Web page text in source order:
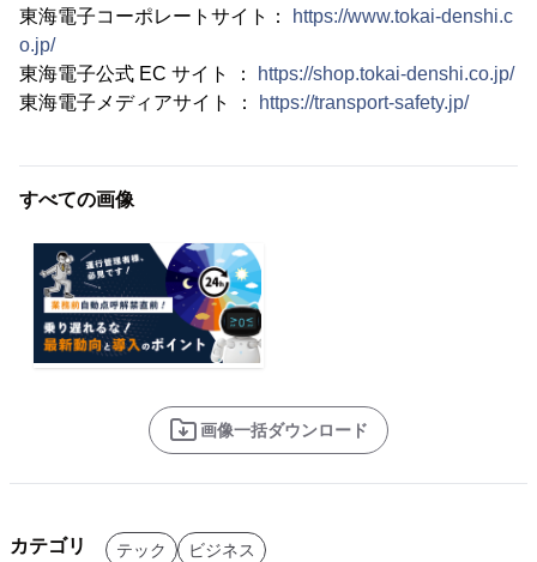
東海電子コーポレートサイト：
https://www.tokai-denshi.c
o.jp/
東海電子公式 EC サイト ：
https://shop.tokai-denshi.co.jp/
東海電子メディアサイト ：
https://transport-safety.jp/
すべての画像
画像一括ダウンロード
カテゴリ テック ビジネス